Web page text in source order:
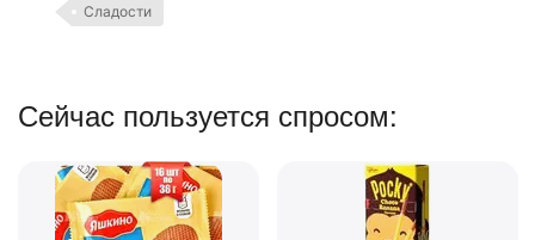
Сладости
Сейчас пользуется спросом: